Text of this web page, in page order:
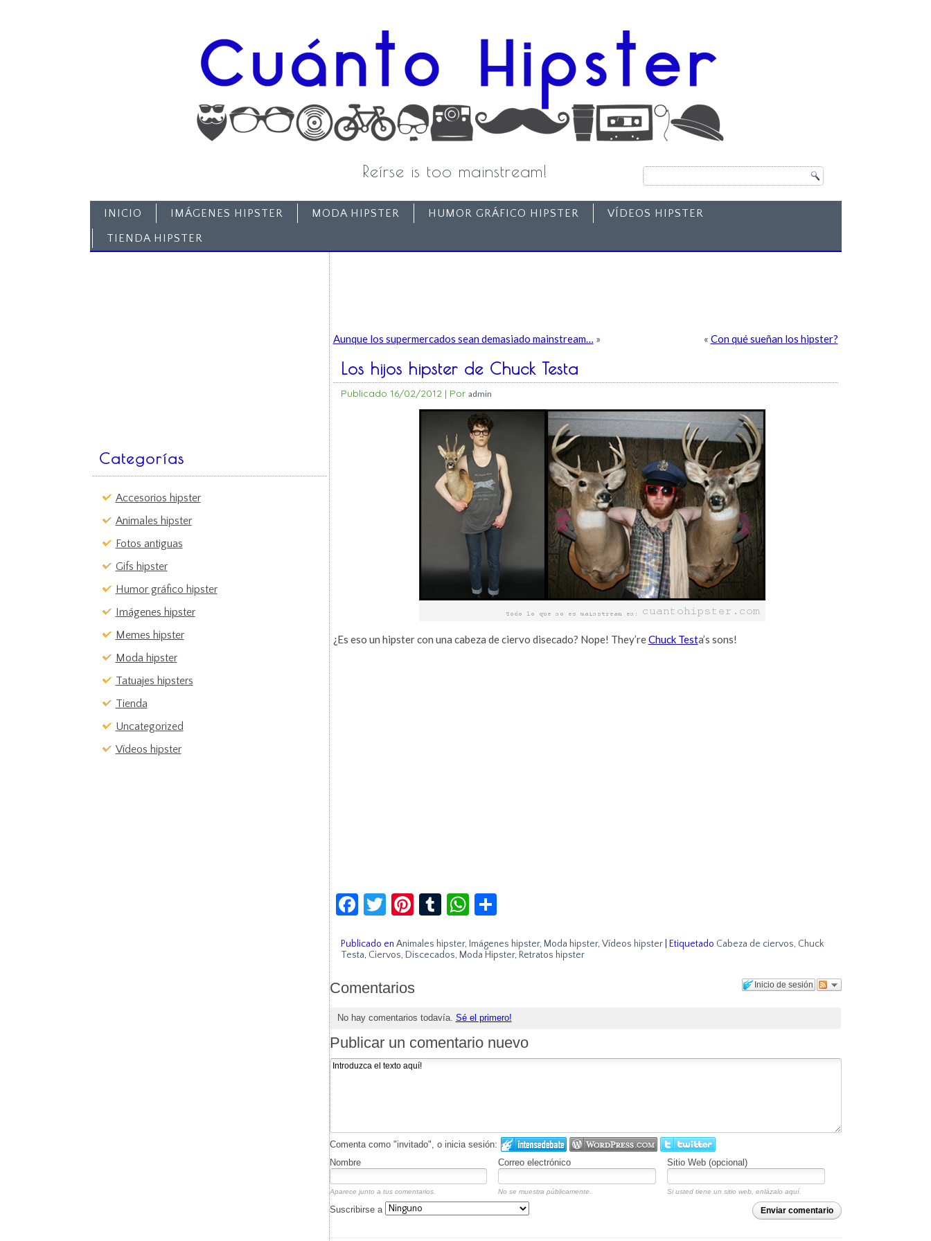
Reírse is too mainstream!
INICIO IMÁGENES HIPSTER MODA HIPSTER HUMOR GRÁFICO HIPSTER
VÍDEOS HIPSTER
TIENDA HIPSTER
Categorías
Accesorios hipster
Animales hipster
Fotos antiguas
Gifs hipster
Humor gráfico hipster
Imágenes hipster
Memes hipster
Moda hipster
Tatuajes hipsters
Tienda
Uncategorized
Vídeos hipster
Aunque los supermercados sean demasiado mainstream… » « Con qué sueñan los hipster?
Los hijos hipster de Chuck Testa
Publicado 16/02/2012| Por admin
¿Es eso un hipster con una cabeza de ciervo disecado? Nope! They’reChuck Testa’s sons!
Facebook
Twitter
Pinterest
TumblrWhatsApp
Compartir
Publicado en Animales hipster, Imágenes hipster, Moda hipster, Vídeos hipster| Etiquetado Cabeza de ciervos, Chuck
Testa, Ciervos, Discecados, Moda Hipster, Retratos hipster
Inicio de sesión
Comentarios
No hay comentarios todavía. Sé el primero!
Publicar un comentario nuevo
Comenta como "invitado", o inicia sesión:
Nombre
Correo electrónico Sitio Web (opcional)
Aparece junto a tus comentarios. No se muestra públicamente. Si usted tiene un sitio web, enlázalo aquí.
Enviar comentario
Suscribirse a